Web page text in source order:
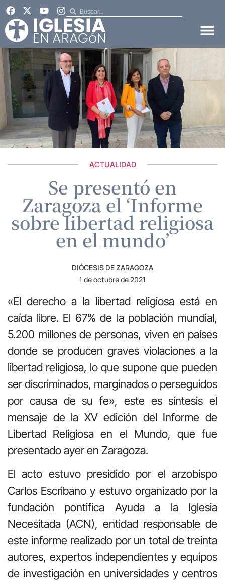
ACTUALIDAD
Se presentó en
Zaragoza el ‘Informe
sobre libertad religiosa
en el mundo’
DIÓCESIS DE ZARAGOZA
1 de octubre de 2021
«El derecho a la libertad religiosa está en
caída libre. El 67% de la población mundial,
5.200 millones de personas, viven en países
donde se producen graves violaciones a la
libertad religiosa, lo que supone que pueden
ser discriminados, marginados o perseguidos
por causa de su fe», este es síntesis el
mensaje de la XV edición del Informe de
Libertad Religiosa en el Mundo, que fue
presentado ayer en Zaragoza.
El acto estuvo presidido por el arzobispo
Carlos Escribano y estuvo organizado por la
fundación pontifica Ayuda a la Iglesia
Necesitada (ACN), entidad responsable de
este informe realizado por un total de treinta
autores, expertos independientes y equipos
de investigación en universidades y centros